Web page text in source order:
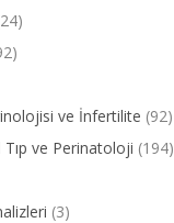
ve İnfertilite (92)
ve Perinatoloji (194)
(3)